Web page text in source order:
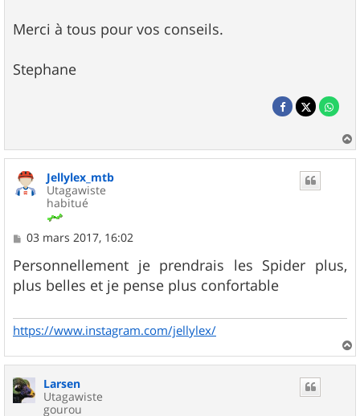
Merci à tous pour vos conseils.
Stephane
a
Jellylex_mtb
Utagawiste
habitué
M
s
s
a
03 mars 2017, 16:02
Personnellement je prendrais les Spider plus,
plus belles et je pense plus confortable
https://www.instagram.com/jellylex/
a
Larsen
Utagawiste
gourou